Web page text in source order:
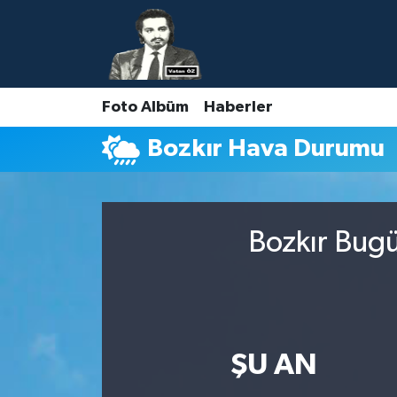
Foto Albüm Haberler
Bozkır Hava Durumu
Bozkır
ŞU AN
Nöbetçi Eczaneler
Hava Durumu
Namaz Vakitleri
Trafik Durumu
Süper Lig Puan Durumu ve Fikstür
Son Dakika Haberleri